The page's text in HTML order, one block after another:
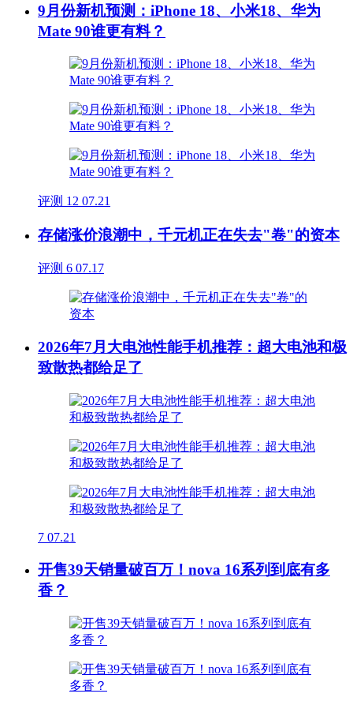
9月份新机预测：iPhone 18、小米18、华为
Mate 90谁更有料？
评测 12 07.21
存储涨价浪潮中，千元机正在失去"卷"的资本
评测 6 07.17
2026年7月大电池性能手机推荐：超大电池和极
致散热都给足了
7 07.21
开售39天销量破百万！nova 16系列到底有多
香？